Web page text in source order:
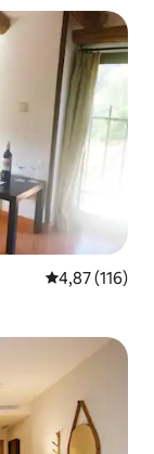
Calificación
4,87 (116)